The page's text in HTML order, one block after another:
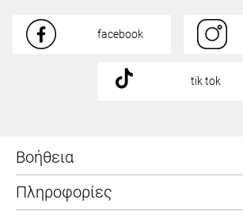
facebook
tik tok
Βοήθεια
Πληροφορίες